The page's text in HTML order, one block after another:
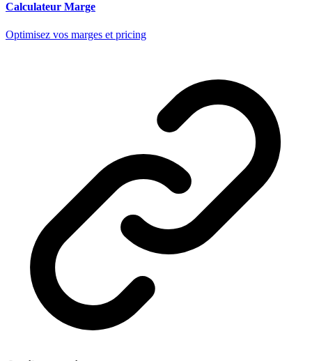
Calculateur Marge
Optimisez vos marges et pricing